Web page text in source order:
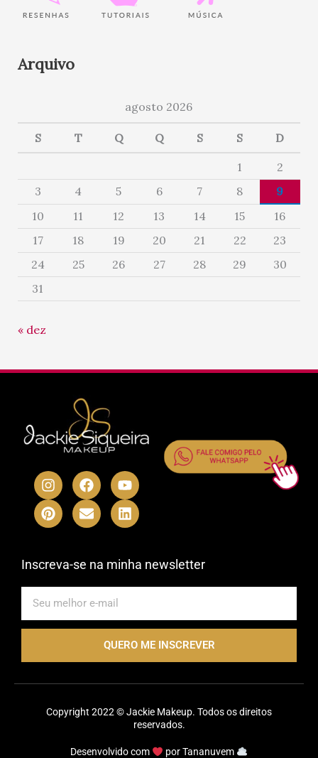
Arquivo
agosto 2026
S T Q Q S S D
1
2
3
4 5 6 7 8
9
10
11 12 13 14 15
16
17
18 19 20 21 22
23
24
25 26 27 28 29
30
31
« dez
I
n
s
t
a
r
m
F
a
c
e
b
o
Y
o
u
t
u
e
P
i
n
t
e
e
t
E
n
v
e
l
p
L
i
n
k
e
i
Inscreva-se na minha newsletter
QUERO ME INSCREVER
Copyright 2022 © Jackie Makeup. Todos os direitos
reservados.
Desenvolvido com porTananuvem